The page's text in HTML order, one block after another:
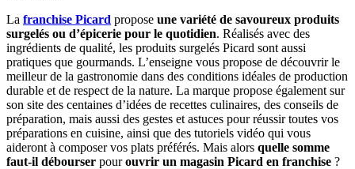
La franchise Picard propose une variété de savoureux produits
surgelés ou d’épicerie pour le quotidien. Réalisés avec des
ingrédients de qualité, les produits surgelés Picard sont aussi
pratiques que gourmands. L’enseigne vous propose de découvrir le
meilleur de la gastronomie dans des conditions idéales de production
durable et de respect de la nature. La marque propose également sur
son site des centaines d’idées de recettes culinaires, des conseils de
préparation, mais aussi des gestes et astuces pour réussir toutes vos
préparations en cuisine, ainsi que des tutoriels vidéo qui vous
aideront à composer vos plats préférés. Mais alors quelle somme
faut-il débourser pourouvrir un magasin Picard en franchise ?